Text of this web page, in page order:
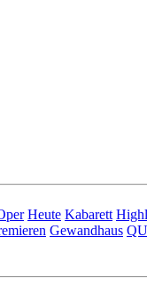
Heute Kabarett
Gewandhaus